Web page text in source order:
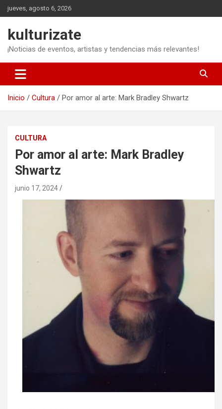
Saltar
al
jueves, agosto 6, 2026
kulturizate
¡Noticias de eventos, artistas y tendencias más relevantes!
Inicio Cultura Por amor al arte: Mark Bradley Shwartz
CULTURA
Por amor al arte: Mark Bradley
Shwartz
junio 17, 2024